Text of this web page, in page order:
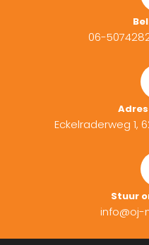
06-
Eckelraderweg 1,
Stuur
info@oj-